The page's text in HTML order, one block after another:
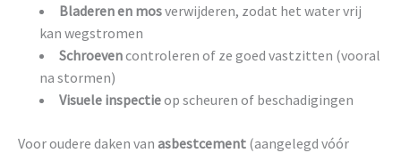
Bladeren en mosverwijderen, zodat het water vrij
kan wegstromen
Schroevencontroleren of ze goed vastzitten (vooral
na stormen)
Visuele inspectieop scheuren of beschadigingen
Voor oudere daken van asbestcement (aangelegd vóór